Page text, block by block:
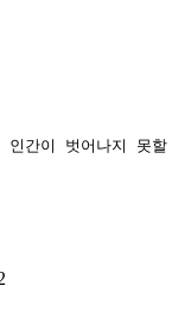
인간이 벗어나지 못